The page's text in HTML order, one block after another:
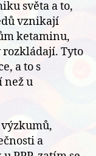
světa a to,
vznikají
ketaminu,
rozkládají. Tyto
a to s
než u
výzkumů,
a